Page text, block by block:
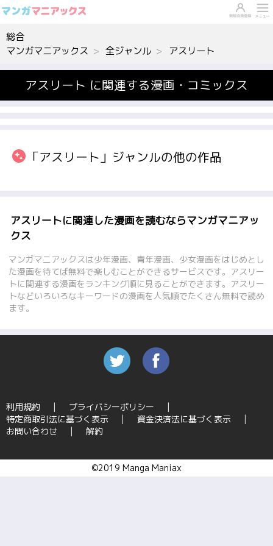
総合
マンガマニアックス
全ジャンル アスリート
アスリート に関連する漫画・コミックス
「アスリート」ジャンルの他の作品
アスリートに関連した漫画を読むならマンガマニアッ
クス
マンガマニアックスは少年漫画、青年漫画、少女漫画をはじめとし
た漫画を待てば無料で楽しむことができるサービスです。アスリー
トに関連する漫画をランキング順に見ることができます。アスリー
トなどいろいろなキーワードの漫画を人気順でたくさん無料で読め
ます。
利用規約
プライバシーポリシー
特定商取引法に基づく表示
資金決済法に基づく表示
お問い合わせ
解約
©2019 Manga Maniax